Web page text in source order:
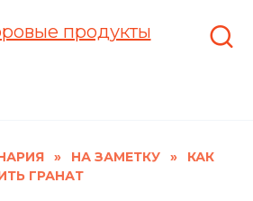
» НА ЗАМЕТКУ »
КАК
ГРАНАТ